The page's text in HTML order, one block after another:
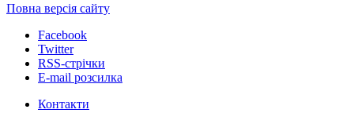
Повна версія сайту
Facebook
Twitter
RSS-стрічки
E-mail розсилка
Контакти